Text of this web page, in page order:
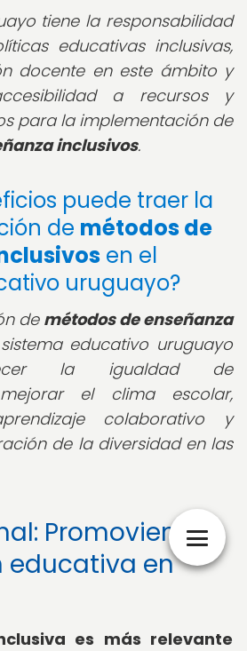
tiene la responsabilidad
educativas inclusivas,
docente en este ámbito y
a recursos y
para la implementación de
inclusivos.
puede traer la
de métodos de
en el
uruguayo?
de métodos de enseñanza
educativo uruguayo
la igualdad de
mejorar el clima escolar,
colaborativo y
de la diversidad en las
Promoviendo
educativa en
es más relevante